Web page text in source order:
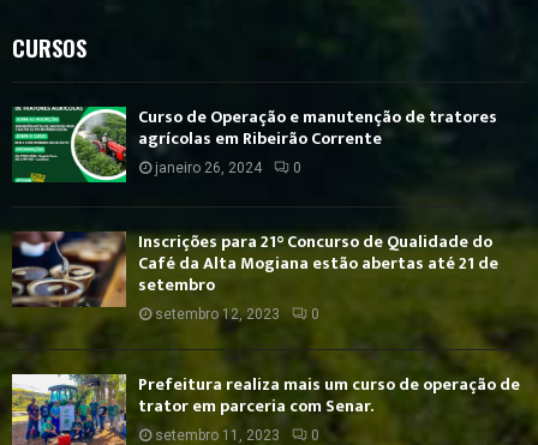
CURSOS
Curso de Operação e manutenção de tratores
agrícolas em Ribeirão Corrente
janeiro 26, 2024 0
Inscrições para 21° Concurso de Qualidade do
Café da Alta Mogiana estão abertas até 21 de
setembro
setembro 12, 2023 0
Prefeitura realiza mais um curso de operação de
trator em parceria com Senar.
setembro 11, 2023 0